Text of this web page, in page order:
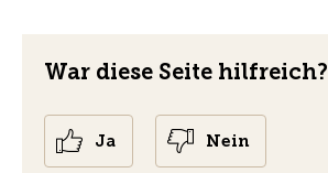
War diese Seite hilfreich?
Ja Nein